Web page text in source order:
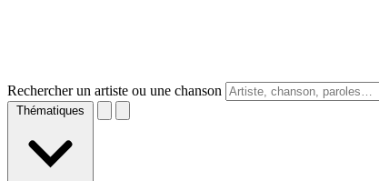
Rechercher un artiste ou une chanson
Thématiques